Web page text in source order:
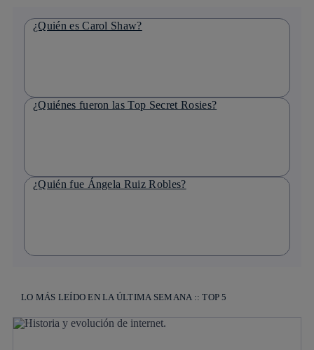
¿Quién es Carol Shaw?
¿Quiénes fueron las Top Secret Rosies?
¿Quién fue Ángela Ruiz Robles?
LO MÁS LEÍDO EN LA ÚLTIMA SEMANA :: TOP 5